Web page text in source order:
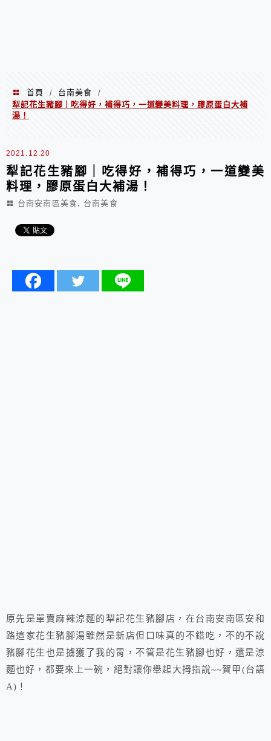
首頁 / 台南美食
/
犁記花生豬腳｜吃得好，補得巧，一道變美料理，膠原蛋白大補
湯！
2021.12.20
犁記花生豬腳｜吃得好，補得巧，一道變美
料理，膠原蛋白大補湯！
台南安南區美食, 台南美食
原先是單賣麻辣涼麵的犁記花生豬腳店，在台南安南區安和
路這家花生豬腳湯雖然是新店但口味真的不錯吃，不的不說
豬腳花生也是擄獲了我的胃，不管是花生豬腳也好，還是涼
麵也好，都要來上一碗，絕對讓你舉起大拇指說~~賀甲(台語
A)！